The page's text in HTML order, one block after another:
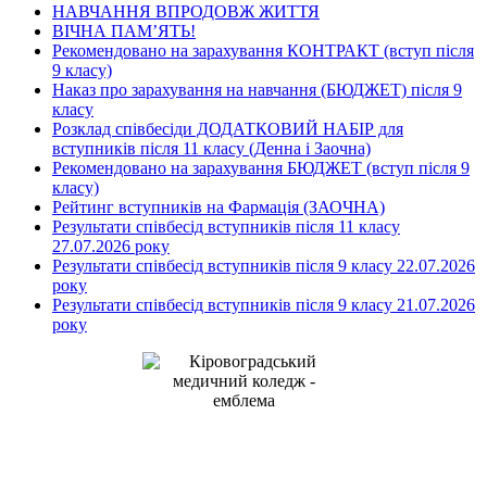
НАВЧАННЯ ВПРОДОВЖ ЖИТТЯ
ВІЧНА ПАМʼЯТЬ!
Рекомендовано на зарахування КОНТРАКТ (вступ після
9 класу)
Наказ про зарахування на навчання (БЮДЖЕТ) після 9
класу
Розклад співбесіди ДОДАТКОВИЙ НАБІР для
вступників після 11 класу (Денна і Заочна)
Рекомендовано на зарахування БЮДЖЕТ (вступ після 9
класу)
Рейтинг вступників на Фармація (ЗАОЧНА)
Результати співбесід вступників після 11 класу
27.07.2026 року
Результати співбесід вступників після 9 класу 22.07.2026
року
Результати співбесід вступників після 9 класу 21.07.2026
року